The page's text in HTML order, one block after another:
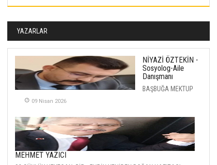
YAZARLAR
NİYAZİ ÖZTEKİN -
Sosyolog-Aile
Danışmanı
BAŞBUĞA MEKTUP
09 Nisan 2026
MEHMET YAZICI